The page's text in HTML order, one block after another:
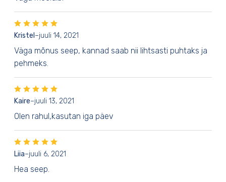
Kristel –juuli 14, 2021
Väga mõnus seep, kannad saab nii lihtsasti puhtaks ja
pehmeks.
Kaire–juuli 13, 2021
Olen rahul,kasutan iga päev
Liia–juuli 6, 2021
Hea seep.